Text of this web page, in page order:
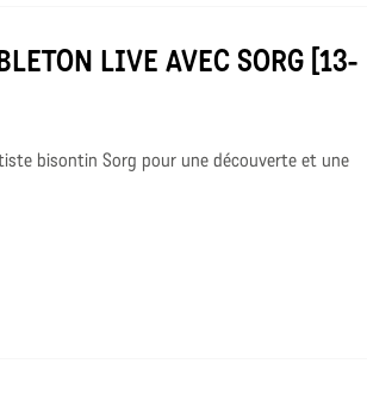
LIVE AVEC SORG [13-
bisontin Sorg pour une découverte et une